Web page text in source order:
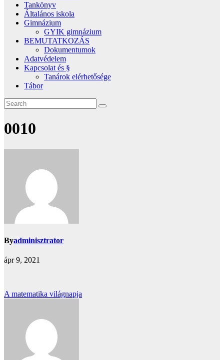
Tankönyv
Általános iskola
Gimnázium
GYIK gimnázium
BEMUTATKOZÁS
Dokumentumok
Adatvédelem
Kapcsolat és §
Tanárok elérhetősége
Tábor
0010
Byadminisztrator
ápr 9, 2021
Bejegyzés
A matematika világnapja